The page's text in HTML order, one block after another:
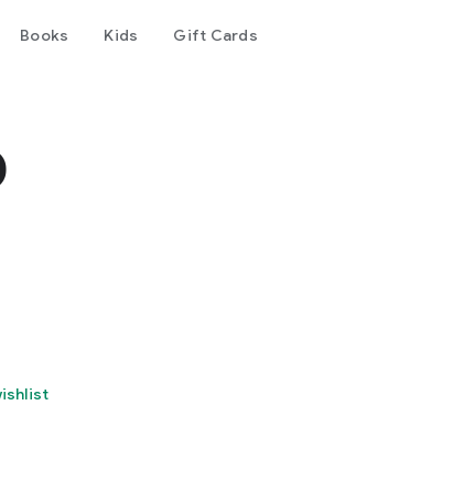
Books Kids Gift Cards